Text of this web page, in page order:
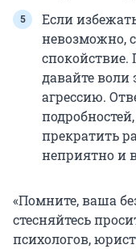
Если
невозможно,
спокойствие.
давайте
агрессию.
прекратить
неприятно и
«Помните, ваша
стесняйтесь
психологов,